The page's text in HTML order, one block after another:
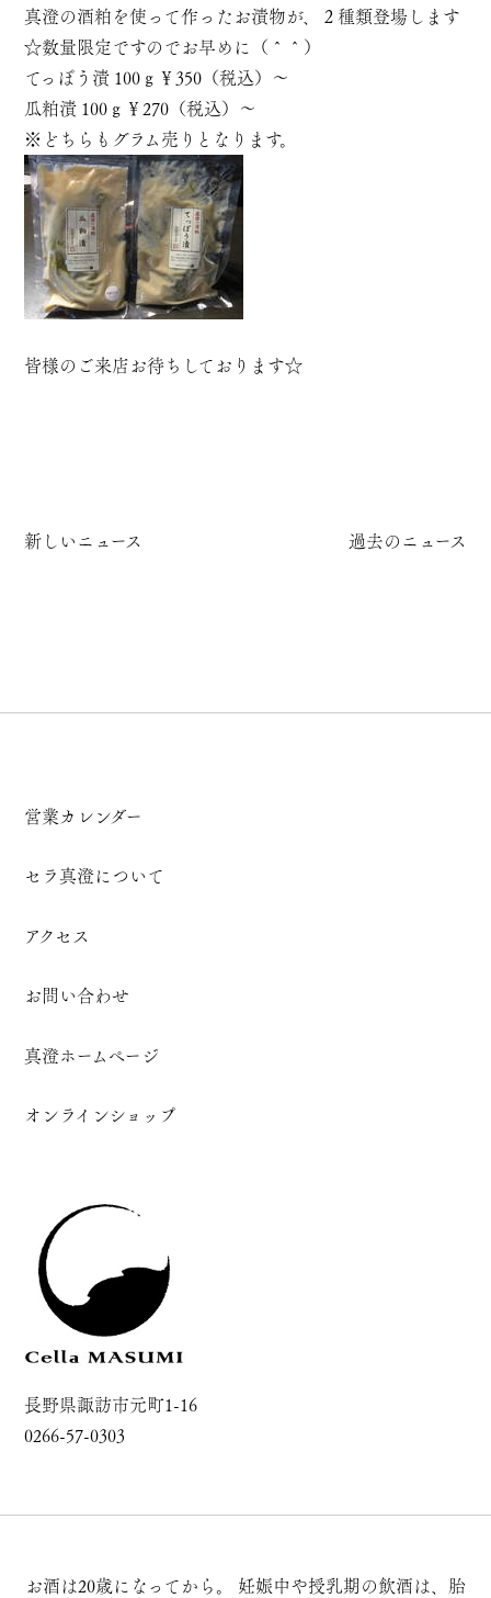
真澄の酒粕を使って作ったお漬物が、２種類登場します
☆数量限定ですのでお早めに（＾＾）
てっぽう漬 100ｇ￥350（税込）～
瓜粕漬 100ｇ￥270（税込）～
※どちらもグラム売りとなります。
皆様のご来店お待ちしております☆
新しいニュース 過去のニュース
営業カレンダー
セラ真澄について
アクセス
お問い合わせ
真澄ホームページ
オンラインショップ
長野県諏訪市元町1-16
0266-57-0303
お酒は20歳になってから。 妊娠中や授乳期の飲酒は、胎